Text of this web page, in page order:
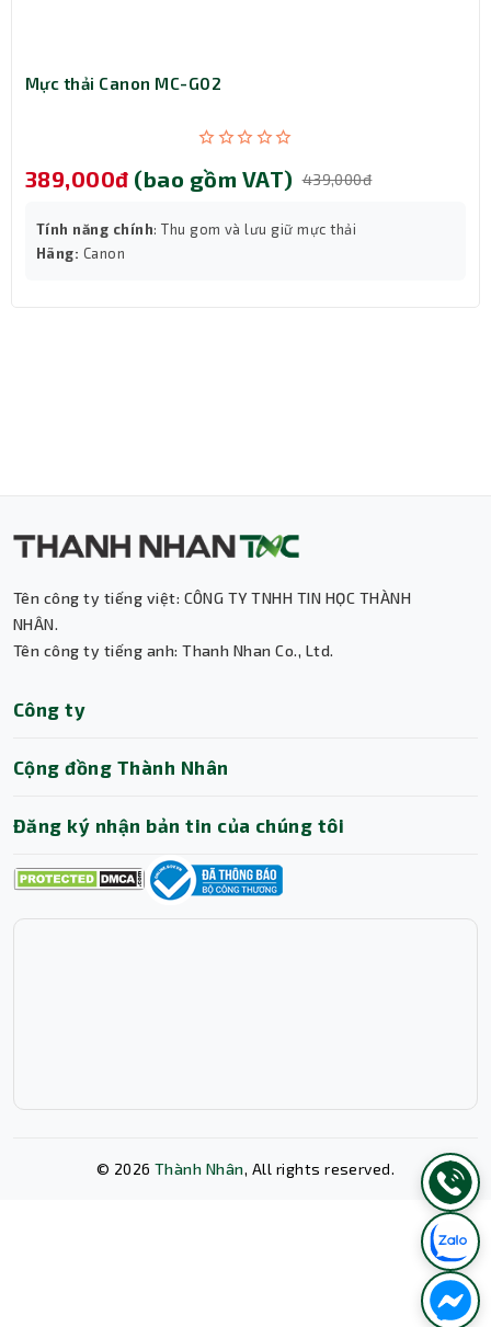
Mực thải Canon MC-G02
389,000đ (bao gồm VAT) 439,000đ
Tính năng chính: Thu gom và lưu giữ mực thải
Hãng: Canon
Tên công ty tiếng việt: CÔNG TY TNHH TIN HỌC THÀNH
NHÂN.
Tên công ty tiếng anh: Thanh Nhan Co., Ltd.
Công ty
Cộng đồng Thành Nhân
Đăng ký nhận bản tin của chúng tôi
© 2026 Thành Nhân, All rights reserved.